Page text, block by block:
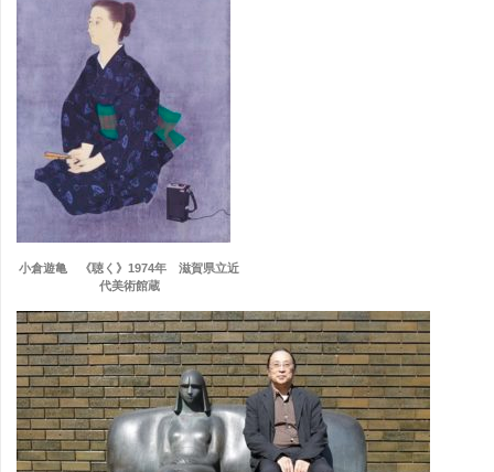
小倉遊亀 《聴く》1974年 滋賀県立近
代美術館蔵